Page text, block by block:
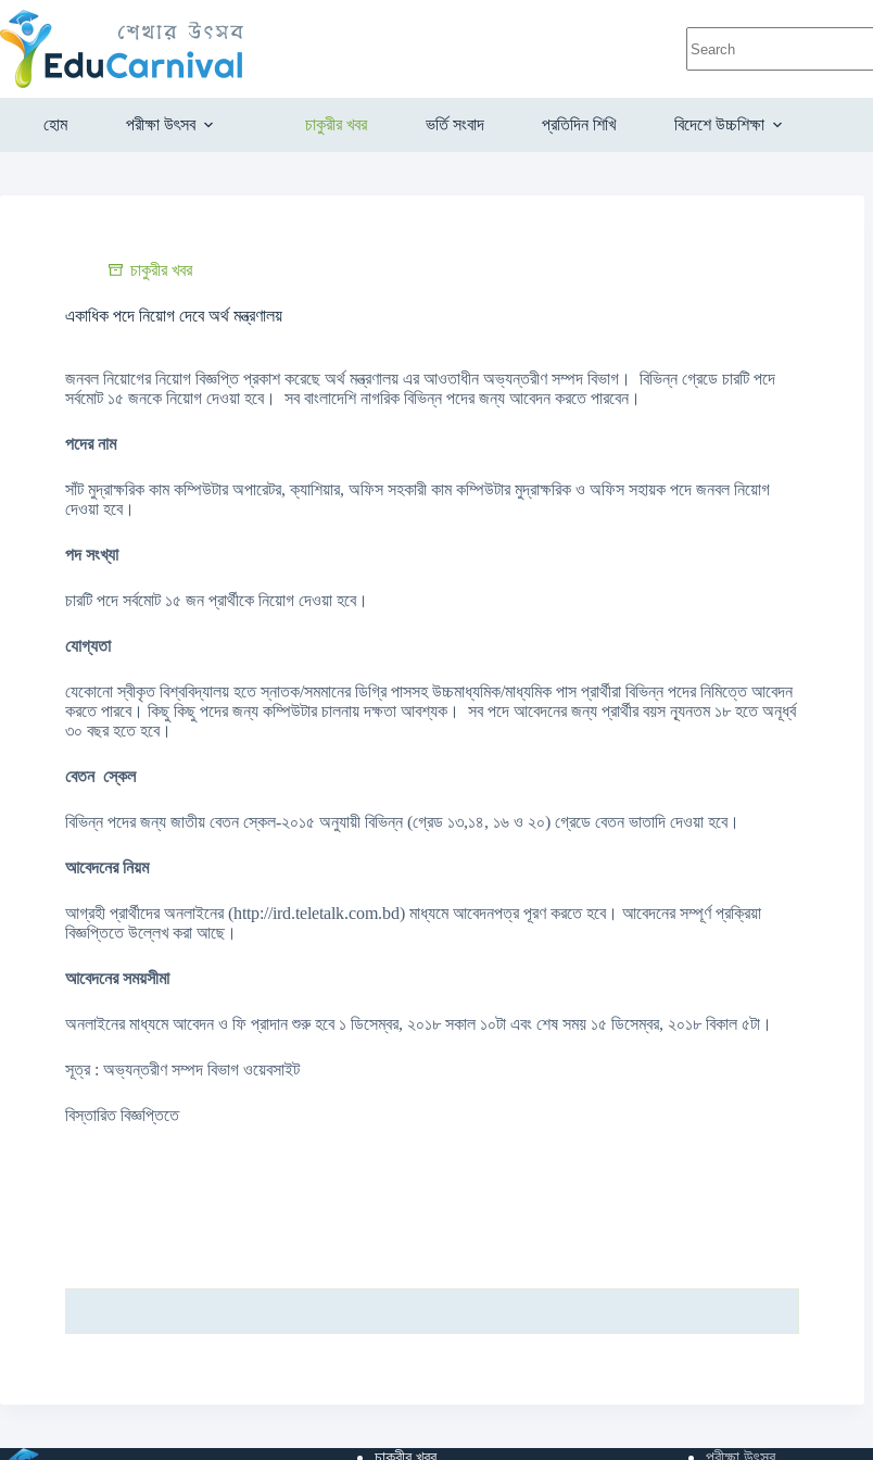
হোম পরীক্ষা উৎসব চাকুরীর খবর ভর্তি সংবাদ প্রতিদিন শিখি বিদেশে উচ্চশিক্ষা
চাকুরীর খবর
একাধিক পদে নিয়োগ দেবে অর্থ মন্ত্রণালয়
জনবল নিয়োগের নিয়োগ বিজ্ঞপ্তি প্রকাশ করেছে অর্থ মন্ত্রণালয় এর আওতাধীন অভ্যন্তরীণ সম্পদ বিভাগ। বিভিন্ন গ্রেডে চারটি পদে
সর্বমোট ১৫ জনকে নিয়োগ দেওয়া হবে। সব বাংলাদেশি নাগরিক বিভিন্ন পদের জন্য আবেদন করতে পারবেন।
পদের নাম
সাঁট মুদ্রাক্ষরিক কাম কম্পিউটার অপারেটর, ক্যাশিয়ার, অফিস সহকারী কাম কম্পিউটার মুদ্রাক্ষরিক ও অফিস সহায়ক পদে জনবল নিয়োগ
দেওয়া হবে।
পদ সংখ্যা
চারটি পদে সর্বমোট ১৫ জন প্রার্থীকে নিয়োগ দেওয়া হবে।
যোগ্যতা
যেকোনো স্বীকৃত বিশ্ববিদ্যালয় হতে স্নাতক/সমমানের ডিগ্রি পাসসহ উচ্চমাধ্যমিক/মাধ্যমিক পাস প্রার্থীরা বিভিন্ন পদের নিমিত্তে আবেদন
করতে পারবে। কিছু কিছু পদের জন্য কম্পিউটার চালনায় দক্ষতা আবশ্যক। সব পদে আবেদনের জন্য প্রার্থীর বয়স ন্যূনতম ১৮ হতে অনূর্ধ্ব
৩০ বছর হতে হবে।
বেতন স্কেল
বিভিন্ন পদের জন্য জাতীয় বেতন স্কেল-২০১৫ অনুযায়ী বিভিন্ন (গ্রেড ১৩,১৪, ১৬ ও ২০) গ্রেডে বেতন ভাতাদি দেওয়া হবে।
আবেদনের নিয়ম
আগ্রহী প্রার্থীদের অনলাইনের (http://ird.teletalk.com.bd) মাধ্যমে আবেদনপত্র পূরণ করতে হবে। আবেদনের সম্পূর্ণ প্রক্রিয়া
বিজ্ঞপ্তিতে উল্লেখ করা আছে।
আবেদনের সময়সীমা
অনলাইনের মাধ্যমে আবেদন ও ফি প্রাদান শুরু হবে ১ ডিসেম্বর, ২০১৮ সকাল ১০টা এবং শেষ সময় ১৫ ডিসেম্বর, ২০১৮ বিকাল ৫টা।
সূত্র : অভ্যন্তরীণ সম্পদ বিভাগ ওয়েবসাইট
বিস্তারিত বিজ্ঞপ্তিতে